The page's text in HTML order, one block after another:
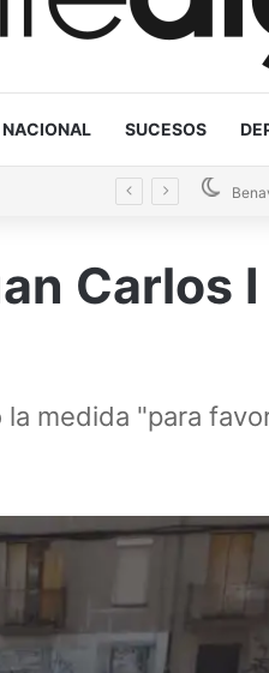
NACIONAL SUCESOS
Carlos
medida "para